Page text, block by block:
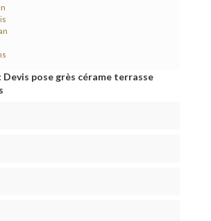
pose grès cérame terrasse